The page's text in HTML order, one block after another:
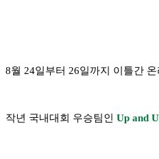
8월 24일부터 26일까지 이틀간
작년 국내대회 우승팀인 Up and